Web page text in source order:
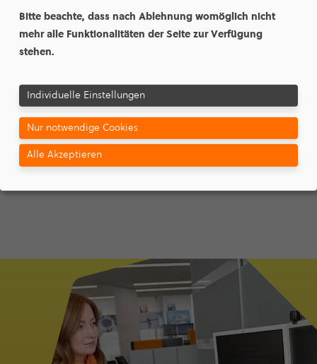
Hier kommen Sie direkt zu unserem Online-
Service
Haben Sie momentan weder Ihre Vertrags­kon­to­
Ablesebelegs (z.B.242412345678) bei der Hand, so
können Sie uns gerne Ihren Zählerstand auch per E-
Mail unterkundenservice(at)esm-
selb(dot)demitteilen - vielen Dank!
Bitte beachte, dass nach Ablehnung womöglich nicht
mehr alle Funktionalitäten der Seite zur Verfügung
stehen.
Individuelle Einstellungen
Nur notwendige Cookies
Alle Akzeptieren